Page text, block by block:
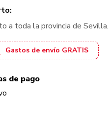
a toda la provincia de Sevilla.
Gastos de envío GRATIS
de pago